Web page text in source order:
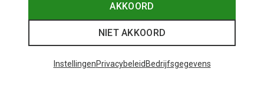
AKKOORD
NIET AKKOORD
InstellingenPrivacybeleid Bedrijfsgegevens